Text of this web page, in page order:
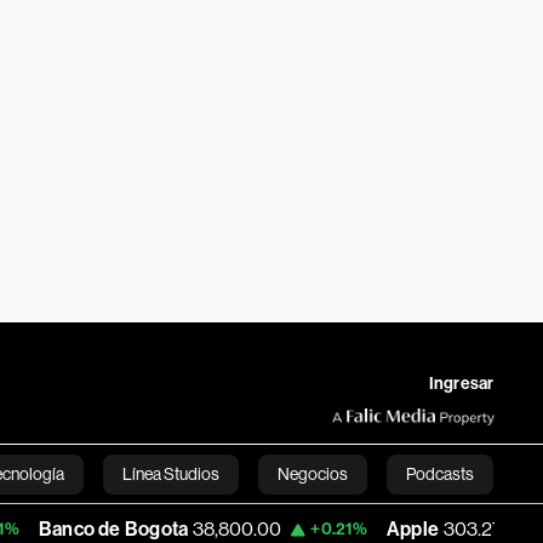
Ingresar
Línea Studios Negocios Podcasts
English
Bogota 38,800.00 +0.21% Apple 303.27 -1.74% USD